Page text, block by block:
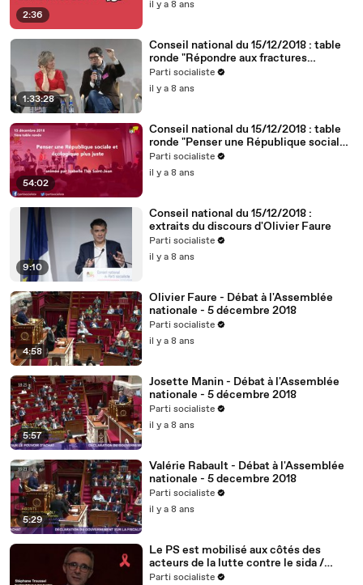
2:36
il y a 8 ans
1:33:28
Conseil national du 15/12/2018 : table
ronde "Répondre aux fractures
territoriales, républicaines et
démocratiques"
Parti socialiste
il y a 8 ans
54:02
Conseil national du 15/12/2018 : table
ronde "Penser une République sociale
et écologique plus juste"
Parti socialiste
il y a 8 ans
9:10
Conseil national du 15/12/2018 :
extraits du discours d'Olivier Faure
Parti socialiste
il y a 8 ans
4:58
Olivier Faure - Débat à l'Assemblée
nationale - 5 décembre 2018
Parti socialiste
il y a 8 ans
5:57
Josette Manin - Débat à l'Assemblée
nationale - 5 décembre 2018
Parti socialiste
il y a 8 ans
5:29
Valérie Rabault - Débat à l'Assemblée
nationale - 5 decembre 2018
Parti socialiste
il y a 8 ans
Le PS est mobilisé aux côtés des
acteurs de la lutte contre le sida /
Stéphane Troussel - 2/5
Parti socialiste